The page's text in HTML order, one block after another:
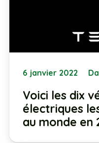
6 janvier 2022
Voici les dix
électriques
au monde en